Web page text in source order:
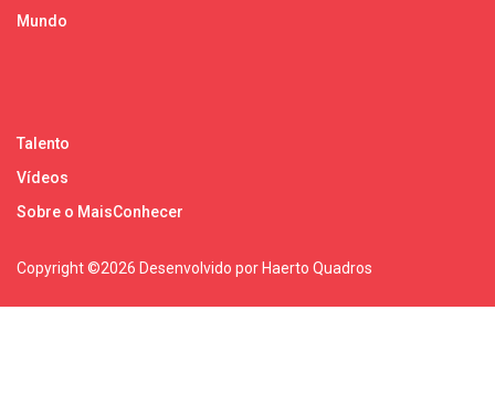
Mundo
Talento
Vídeos
Sobre o MaisConhecer
Copyright ©2026 Desenvolvido por Haerto Quadros